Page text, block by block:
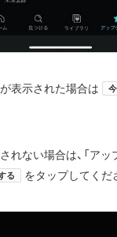
表示された場合は
れない場合は、「アッ
る をタップしてくだ